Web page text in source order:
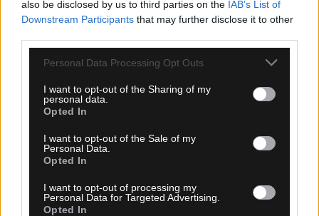
also be disclosed by us to third parties on the IAB’s List of
Downstream Participants that may further disclose it to other
Please note that this website/app uses one or more Google
not limited to your visit or usage behaviour. You may click to
grant or deny consent to Google and its third-party tags to
use your data for below specified purposes in below Google
consent section.
Personal Data Processing Opt Outs
I want to opt-out of the Sharing of my
personal data.
Opted In
I want to opt-out of the Sale of my
Personal Data.
Opted In
I want to opt-out of processing my
Personal Data for Targeted Advertising.
Opted In
την άσχημη ευρωπαϊκή εβδομάδα των ομάδων